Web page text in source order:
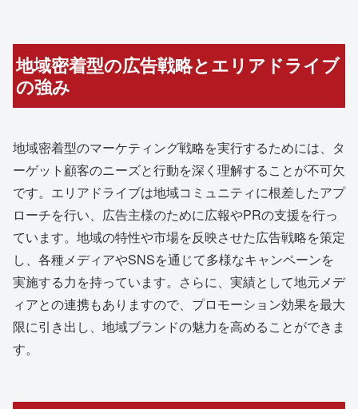
地域密着型の広告戦略とエリアドライブ
の強み
地域密着型のマーケティング戦略を実行するためには、タ
ーゲット顧客のニーズと行動を深く理解することが不可欠
です。エリアドライブは地域コミュニティに根差したアプ
ローチを行い、広告主様のために広報やPRの支援を行っ
ています。地域の特性や市場を反映させた広告戦略を策定
し、各種メディアやSNSを通じて多様なキャンペーンを
実施する力を持っています。さらに、実績として地元メデ
ィアとの連携もありますので、プロモーション効果を最大
限に引き出し、地域ブランドの魅力を高めることができま
す。